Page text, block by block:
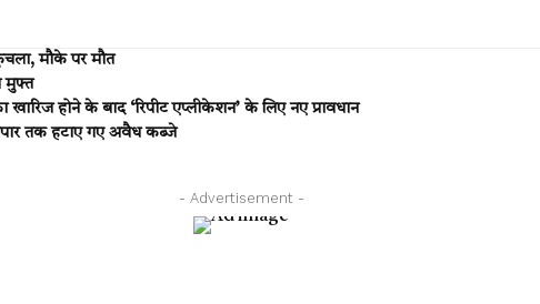
मौके पर मौत
मुफ्त
होने के बाद ‘रिपीट एप्लीकेशन’ के लिए नए प्रावधान
तक हटाए गए अवैध कब्जे
- Advertisement -